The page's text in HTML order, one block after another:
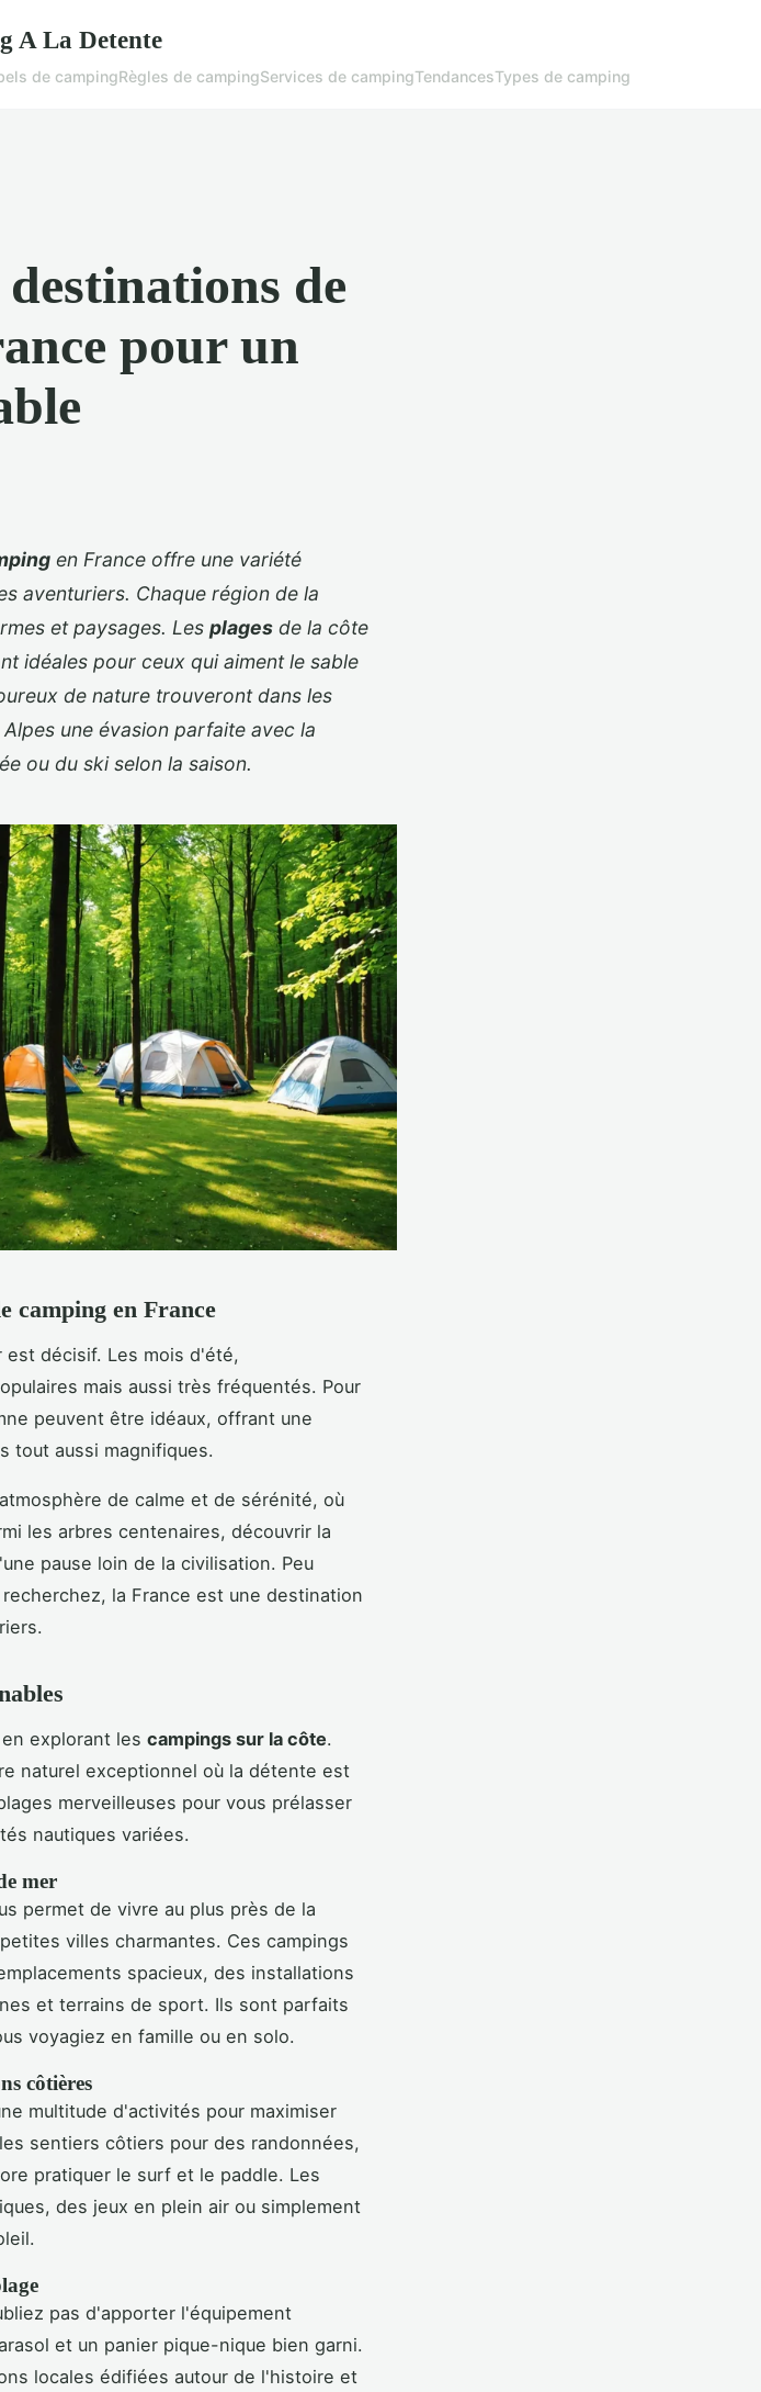
A La Detente
de campingRègles de campingServices de campingTendancesTypes de camping
de
pour un
en France offre une variété
aventuriers. Chaque région de la
et paysages. Les plages de la côte
idéales pour ceux qui aiment le sable
de nature trouveront dans les
une évasion parfaite avec la
ou du ski selon la saison.
camping en France
est décisif. Les mois d'été,
mais aussi très fréquentés. Pour
peuvent être idéaux, offrant une
tout aussi magnifiques.
de calme et de sérénité, où
les arbres centenaires, découvrir la
pause loin de la civilisation. Peu
la France est une destination
explorant les campings sur la côte.
naturel exceptionnel où la détente est
merveilleuses pour vous prélasser
nautiques variées.
mer
permet de vivre au plus près de la
villes charmantes. Ces campings
spacieux, des installations
et terrains de sport. Ils sont parfaits
voyagiez en famille ou en solo.
côtières
multitude d'activités pour maximiser
sentiers côtiers pour des randonnées,
pratiquer le surf et le paddle. Les
des jeux en plein air ou simplement
pas d'apporter l'équipement
et un panier pique-nique bien garni.
locales édifiées autour de l'histoire et